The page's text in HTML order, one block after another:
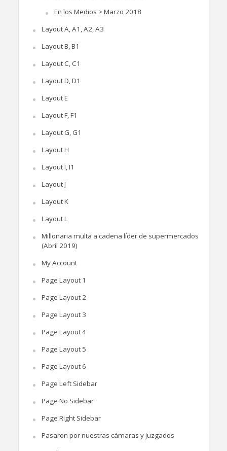
En los Medios > Marzo 2018
Layout A, A1, A2, A3
Layout B, B1
Layout C, C1
Layout D, D1
Layout E
Layout F, F1
Layout G, G1
Layout H
Layout I, I1
Layout J
Layout K
Layout L
Millonaria multa a cadena líder de supermercados
(Abril 2019)
My Account
Page Layout 1
Page Layout 2
Page Layout 3
Page Layout 4
Page Layout 5
Page Layout 6
Page Left Sidebar
Page No Sidebar
Page Right Sidebar
Pasaron por nuestras cámaras y juzgados